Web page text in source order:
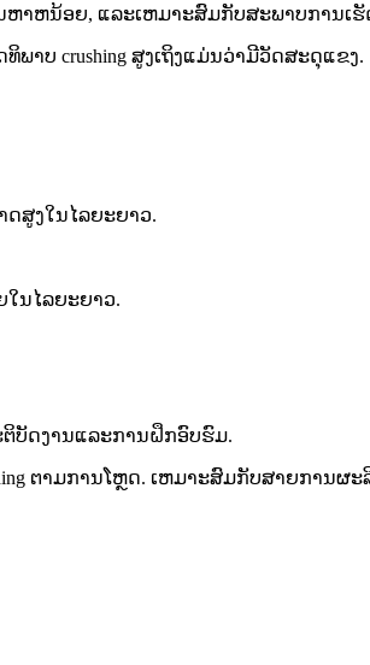
ນຫາຫນ້ອຍ, ແລະເຫມາະສົມກັບສະພາບການເ
າບ crushing ສູງເຖິງແມ່ນວ່າມີວັດສະດຸແຂງ.
ສູງໃນໄລຍະຍາວ.
ນໄລຍະຍາວ.
ຕິບັດງານແລະການຝຶກອົບຮົມ.
ຕາມການໂຫຼດ. ເຫມາະສົມກັບສາຍການຜ